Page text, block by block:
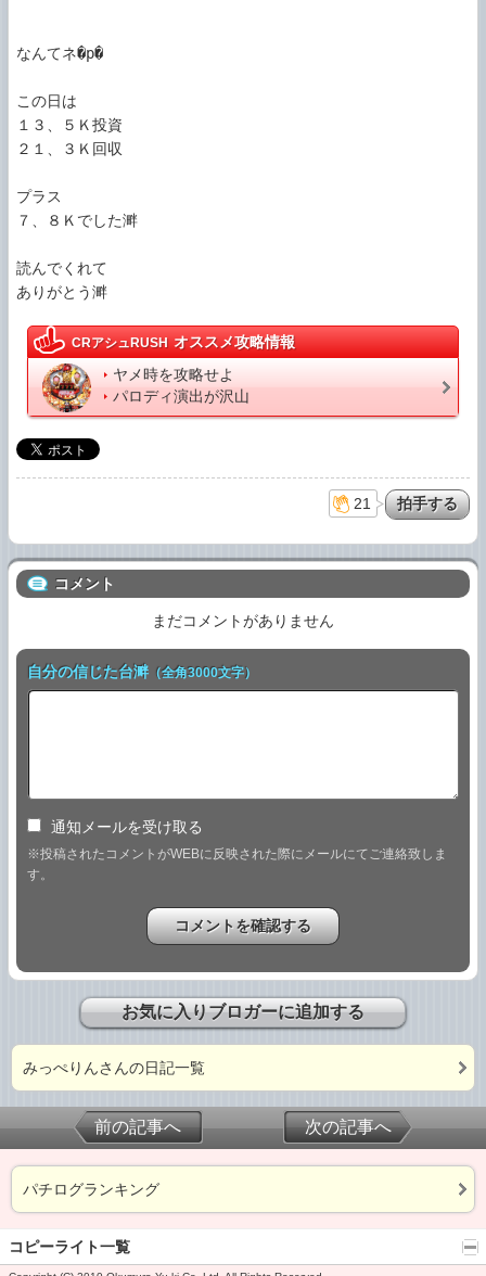
なんてネ�p�
この日は
１３、５Ｋ投資
２１、３Ｋ回収
プラス
７、８Ｋでした溿
読んでくれて
ありがとう溿
CRアシュRUSH オススメ攻略情報
ヤメ時を攻略せよ
パロディ演出が沢山
21
コメント
まだコメントがありません
自分の信じた台溿 （全角3000文字）
通知メールを受け取る
※投稿されたコメントがWEBに反映された際にメールにてご連絡致しま
す。
お気に入りブロガーに追加する
みっぺりんさんの日記一覧
前の記事へ 次の記事へ
パチログランキング
コピーライト一覧